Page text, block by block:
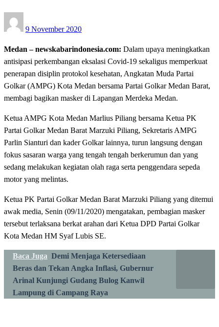
on
9 November 2020
Medan – newskabarindonesia.com: Dalam upaya meningkatkan
antisipasi perkembangan eksalasi Covid-19 sekaligus memperkuat
penerapan disiplin protokol kesehatan, Angkatan Muda Partai
Golkar (AMPG) Kota Medan bersama Partai Golkar Medan Barat,
membagi bagikan masker di Lapangan Merdeka Medan.
Ketua AMPG Kota Medan Marlius Piliang bersama Ketua PK
Partai Golkar Medan Barat Marzuki Piliang, Sekretaris AMPG
Parlin Sianturi dan kader Golkar lainnya, turun langsung dengan
fokus sasaran warga yang tengah tengah berkerumun dan yang
sedang melakukan kegiatan olah raga serta penggendara sepeda
motor yang melintas.
Ketua PK Partai Golkar Medan Barat Marzuki Piliang yang ditemui
awak media, Senin (09/11/2020) mengatakan, pembagian masker
tersebut terlaksana berkat arahan dari Ketua DPD Partai Golkar
Kota Medan HM Syaf Lubis SE.
Baca Juga Demi Menjaga Ketersediaan
Beras dan Tekan Angka Inflasi, Gubernur
Arinal Kunjungi Gudang Bulog Kanwil
Lampung di Campang Raya